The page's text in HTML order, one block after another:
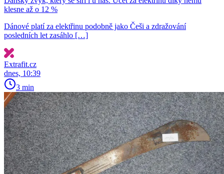
klesne až o 12 %
Dánové platí za elektřinu podobně jako Češi a zdražování
posledních let zasáhlo […]
Extrafit.cz
dnes, 10:39
3 min